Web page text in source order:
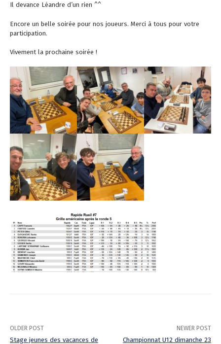
Il devance Léandre d’un rien ^^
Encore un belle soirée pour nos joueurs. Merci à tous pour votre
participation.
Vivement la prochaine soirée !
OLDER POST
Stage jeunes des vacances de
NEWER POST
Championnat U12 dimanche 23